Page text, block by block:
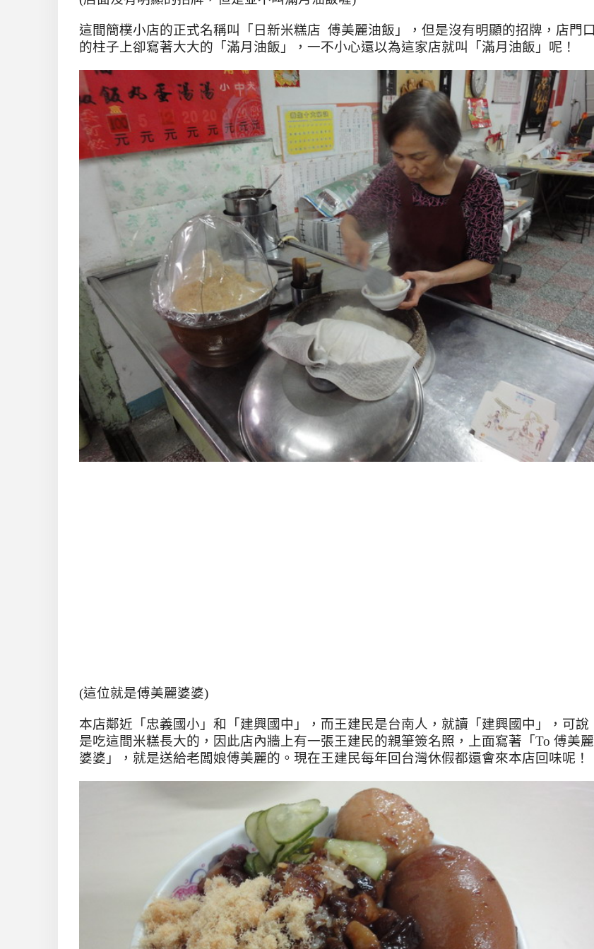
這間簡樸小店的正式名稱叫「日新米糕店 傅美麗油飯」，但是沒有明顯的招牌，店門口
的柱子上卻寫著大大的「滿月油飯」，一不小心還以為這家店就叫「滿月油飯」呢！
(這位就是傅美麗婆婆)
本店鄰近「忠義國小」和「建興國中」，而王建民是台南人，就讀「建興國中」，可說
是吃這間米糕長大的，因此店內牆上有一張王建民的親筆簽名照，上面寫著「 To 傅美麗
婆婆」，就是送給老闆娘傅美麗的。現在王建民每年回台灣休假都還會來本店回味呢！